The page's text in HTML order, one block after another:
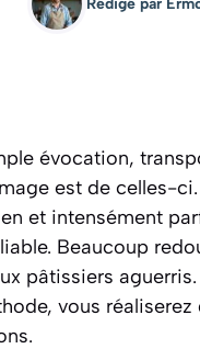
Rédigé par
évocation,
est de celles-
et intensément
Beaucoup
pâtissiers aguerris.
vous